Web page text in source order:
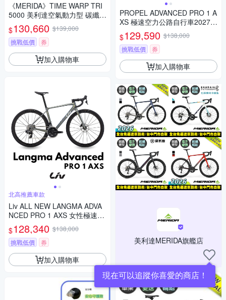
《MERIDA》TIME WARP TRI
5000 美利達空氣動力型 碳纖維
三鐵專用車 (無附踏板/105電
變/三鐵/計時車)
$130,660 $139,000
挑戰低價
券
加入購物車
北高推薦車款
Liv ALL NEW LANGMA ADVA
NCED PRO 1 AXS 女性極速公
路自行車 2025年式
$128,340 $138,000
挑戰低價
券
加入購物車
PROPEL ADVANCED PRO 1 A
XS 極速空力公路自行車2027年
式
$129,590 $138,000
挑戰低價
券
加入購物車
美利達MERIDA旗艦店
現在可以追蹤你喜愛的商店！